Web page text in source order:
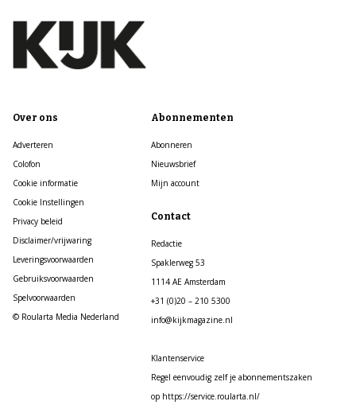
Over ons
Adverteren
Colofon
Cookie informatie
Cookie Instellingen
Privacy beleid
Disclaimer/vrijwaring
Leveringsvoorwaarden
Gebruiksvoorwaarden
Spelvoorwaarden
© Roularta Media Nederland
Abonnementen
Abonneren
Nieuwsbrief
Mijn account
Contact
Redactie
Spaklerweg 53
1114 AE Amsterdam
+31 (0)20 – 210 5300
info@kijkmagazine.nl
Klantenservice
Regel eenvoudig zelf je abonnementszaken
op https://service.roularta.nl/